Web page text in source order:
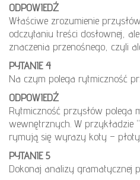
ODPOWIEDŹ
Właściwe zrozumienie
odczytaniu treści dosłownej,
znaczenia przenośnego, czyli
PYTANIE 4
Na czym polega rytmiczność
ODPOWIEDŹ
Rytmiczność przysłów polega
wewnętrznych. W przykładzie
rymują się wyrazy koty – płoty.
PYTANIE 5
Dokonaj analizy gramatycznej